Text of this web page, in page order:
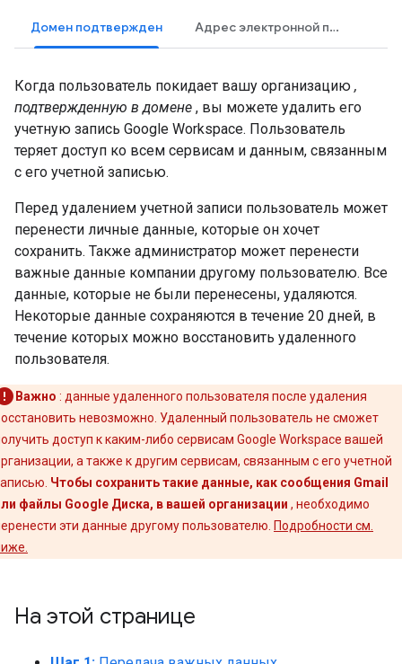
Домен подтвержден Адрес электронной почты подтвержден
Когда пользователь покидает вашу организацию ,
подтвержденную в домене , вы можете удалить его
учетную запись Google Workspace. Пользователь
теряет доступ ко всем сервисам и данным, связанным
с его учетной записью.
Перед удалением учетной записи пользователь может
перенести личные данные, которые он хочет
сохранить. Также администратор может перенести
важные данные компании другому пользователю. Все
данные, которые не были перенесены, удаляются.
Некоторые данные сохраняются в течение 20 дней, в
течение которых можно восстановить удаленного
пользователя.
Важно : данные удаленного пользователя после удаления
невозможно. Удаленный пользователь не сможет
доступ к каким-либо сервисам Google Workspace вашей
а также к другим сервисам, связанным с его учетной
Чтобы сохранить такие данные, как сообщения Gmail
файлы Google Диска, в вашей организации , необходимо
эти данные другому пользователю. Подробности см.
На этой странице